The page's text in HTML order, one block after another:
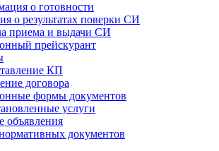
о готовности
о результатах поверки СИ
приема и выдачи СИ
прейскурант
КП
договора
формы документов
услуги
объявления
документов